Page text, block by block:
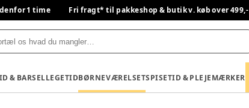
1 time Fri fragt* til pakkeshop & butik v. køb over 499,-
& BARSELLEGETIDBØRNEVÆRELSETSPISETID & PLEJEMÆRKER